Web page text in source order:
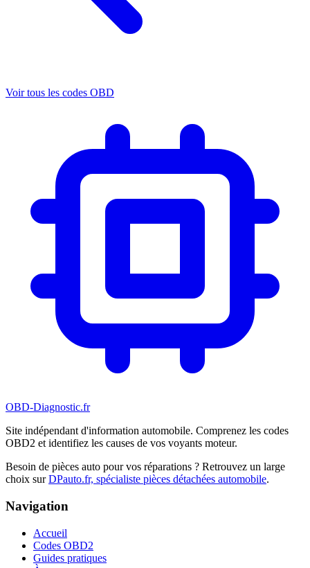
Voir tous les codes OBD
OBD-Diagnostic.fr
Site indépendant d'information automobile. Comprenez les codes
OBD2 et identifiez les causes de vos voyants moteur.
Besoin de pièces auto pour vos réparations ? Retrouvez un large
choix sur DPauto.fr, spécialiste pièces détachées automobile.
Navigation
Accueil
Codes OBD2
Guides pratiques